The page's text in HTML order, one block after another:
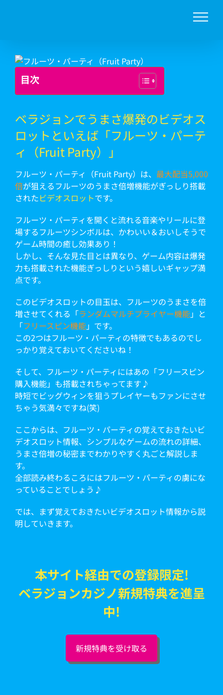
目次
ベラジョンでうまさ爆発のビデオス
ロットといえば「フルーツ・パーテ
ィ（Fruit Party）」
フルーツ・パーティ（Fruit Party）は、 最大配当5,000
倍が狙えるフルーツのうまさ倍増機能がぎっしり搭載
されたビデオスロットです。
フルーツ・パーティを開くと流れる音楽やリールに登
場するフルーツシンボルは、かわいい＆おいしそうで
ゲーム時間の癒し効果あり！
しかし、そんな見た目とは異なり、ゲーム内容は爆発
力も搭載された機能ぎっしりという嬉しいギャップ満
点です。
このビデオスロットの目玉は、フルーツのうまさを倍
増させてくれる「ランダムマルチプライヤー機能」と
「フリースピン機能」です。
この2つはフルーツ・パーティの特徴でもあるのでし
っかり覚えておいてくださいね！
そして、フルーツ・パーティにはあの「フリースピン
購入機能」も搭載されちゃってます♪
時短でビッグウィンを狙うプレイヤーもファンにさせ
ちゃう気満々ですね(笑)
ここからは、フルーツ・パーティの覚えておきたいビ
デオスロット情報、シンプルなゲームの流れの詳細、
うまさ倍増の秘密までわかりやすく丸ごと解説しま
す。
全部読み終わるころにはフルーツ・パーティの虜にな
っていることでしょう♪
では、まず覚えておきたいビデオスロット情報から説
明していきます。
本サイト経由での登録限定!
ベラジョンカジノ新規特典を進呈
中!
新規特典を受け取る